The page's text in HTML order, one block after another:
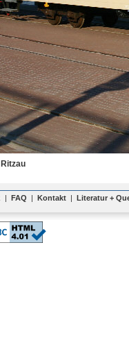
| FAQ | Kontakt | Literatur +